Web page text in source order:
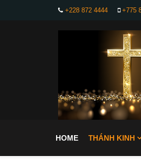
+228 872 4444 +775
HOME THÁNH KINH